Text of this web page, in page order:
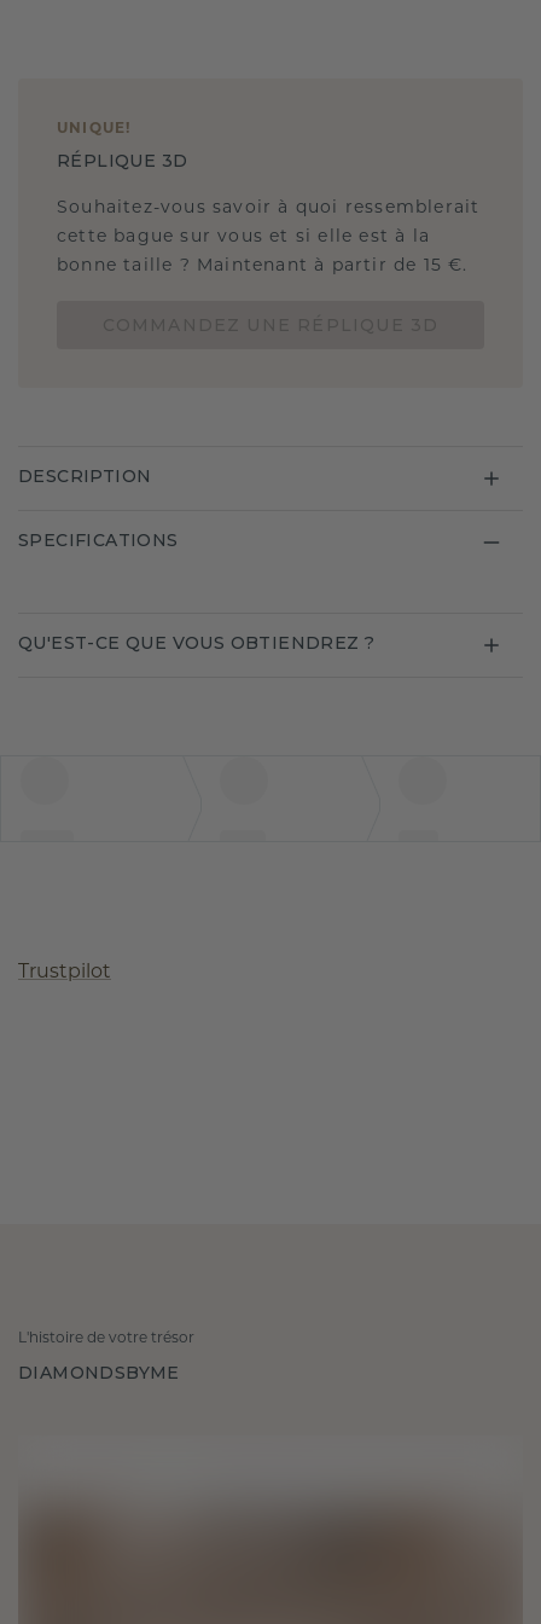
UNIQUE !
RÉPLIQUE 3D
Souhaitez-vous savoir à quoi ressemblerait
cette bague sur vous et si elle est à la
bonne taille ? Maintenant à partir de 15 €.
DESCRIPTION
SPECIFICATIONS
QU'EST-CE QUE VOUS OBTIENDREZ ?
Trustpilot
L'histoire de votre trésor
DIAMONDSBYME